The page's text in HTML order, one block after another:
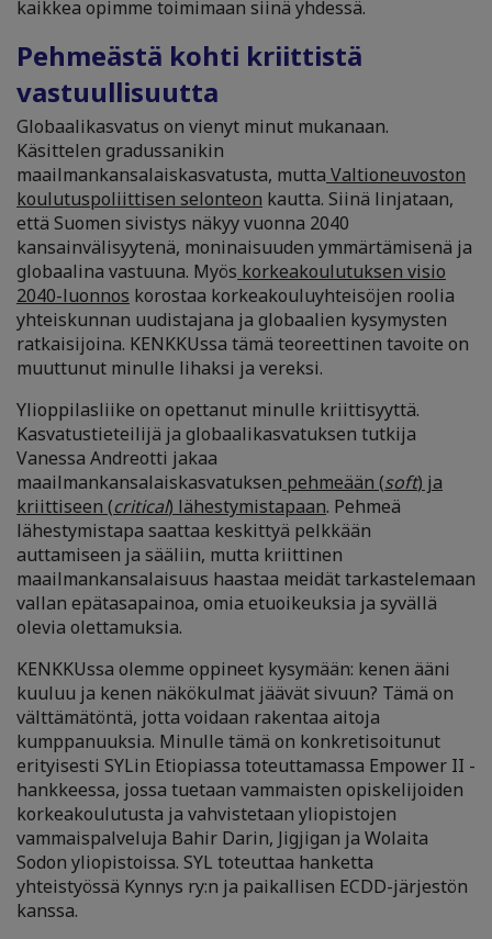
kaikkea opimme toimimaan siinä yhdessä.
Pehmeästä kohti kriittistä
vastuullisuutta
Globaalikasvatus on vienyt minut mukanaan.
Käsittelen gradussanikin
maailmankansalaiskasvatusta, mutta Valtioneuvoston
koulutuspoliittisen selonteon kautta. Siinä linjataan,
että Suomen sivistys näkyy vuonna 2040
kansainvälisyytenä, moninaisuuden ymmärtämisenä ja
globaalina vastuuna. Myös korkeakoulutuksen visio
2040-luonnos korostaa korkeakouluyhteisöjen roolia
yhteiskunnan uudistajana ja globaalien kysymysten
ratkaisijoina. KENKKUssa tämä teoreettinen tavoite on
muuttunut minulle lihaksi ja vereksi.
Ylioppilasliike on opettanut minulle kriittisyyttä.
Kasvatustieteilijä ja globaalikasvatuksen tutkija
Vanessa Andreotti jakaa
maailmankansalaiskasvatuksen pehmeään (soft) ja
kriittiseen (critical) lähestymistapaan. Pehmeä
lähestymistapa saattaa keskittyä pelkkään
auttamiseen ja sääliin, mutta kriittinen
maailmankansalaisuus haastaa meidät tarkastelemaan
vallan epätasapainoa, omia etuoikeuksia ja syvällä
olevia olettamuksia.
KENKKUssa olemme oppineet kysymään: kenen ääni
kuuluu ja kenen näkökulmat jäävät sivuun? Tämä on
välttämätöntä, jotta voidaan rakentaa aitoja
kumppanuuksia. Minulle tämä on konkretisoitunut
erityisesti SYLin Etiopiassa toteuttamassa Empower II -
hankkeessa, jossa tuetaan vammaisten opiskelijoiden
korkeakoulutusta ja vahvistetaan yliopistojen
vammaispalveluja Bahir Darin, Jigjigan ja Wolaita
Sodon yliopistoissa. SYL toteuttaa hanketta
yhteistyössä Kynnys ry:n ja paikallisen ECDD-järjestön
kanssa.